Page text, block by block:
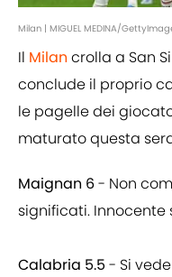
Milan | MIGUEL MEDINA/
Il Milan crolla a San
conclude il proprio
le pagelle dei
maturato questa
Maignan 6- Non
significati. Innocente
Calabria 5.5 - Si